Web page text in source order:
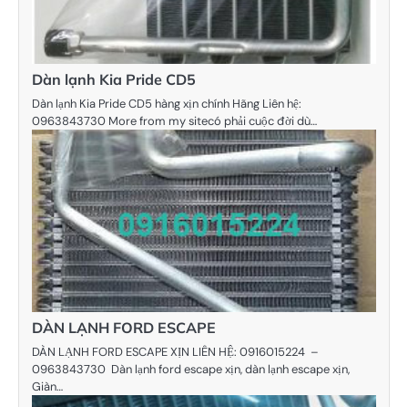
Dàn lạnh Kia Pride CD5
Dàn lạnh Kia Pride CD5 hàng xịn chính Hãng Liên hệ:
0963843730 More from my sitecó phải cuộc đời dù…
DÀN LẠNH FORD ESCAPE
DÀN LẠNH FORD ESCAPE XỊN LIÊN HỆ: 0916015224 –
0963843730 Dàn lạnh ford escape xịn, dàn lạnh escape xịn,
Giàn…